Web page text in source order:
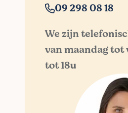
09 298 08 18
We zijn
van maandag tot
tot 18u